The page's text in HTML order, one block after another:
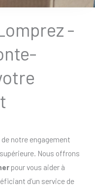
-
notre engagement
Nous offrons
pour vous aider à
d’un service de